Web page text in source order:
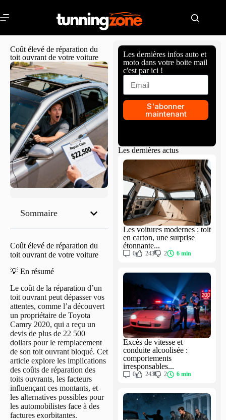
Coût élevé de réparation du
toit ouvrant de votre voiture
Sommaire
Coût élevé de réparation du
toit ouvrant de votre voiture
💡 En résumé
Le coût de la réparation d’un
toit ouvrant peut dépasser vos
attentes, comme l’a découvert
un propriétaire de Toyota
Camry 2020, qui a reçu un
devis de plus de 22 500
dollars pour le remplacement
de son toit ouvrant bloqué. Cet
article explore les implications
des coûts de réparation des
toits ouvrants, les facteurs
influençant ces montants, et
les alternatives possibles pour
les automobilistes face à des
factures exorbitantes.
Les dernières infos auto et
moto dans votre boite mail
c'est par ici !
S'abonner
maintenant
Les dernières actus
Les voitures modernes : toit
en carton, une surprise
étonnante...
0 243 2 6 min
Excès de vitesse et
conduite alcoolisée :
comportements
irresponsables...
0 243 2 6 min